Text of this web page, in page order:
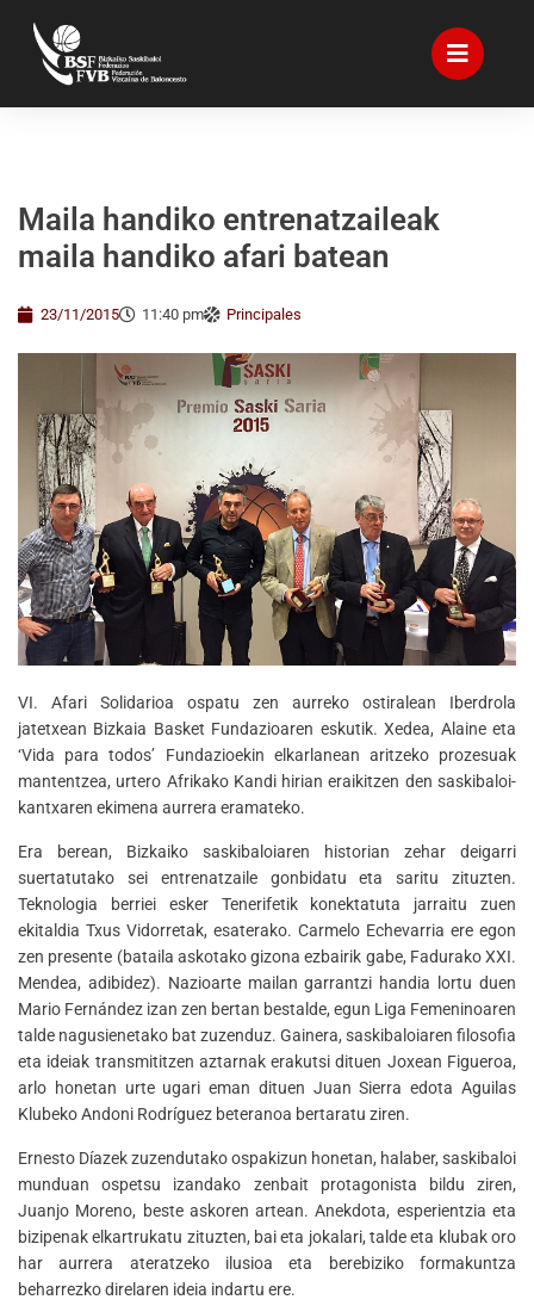
Maila handiko entrenatzaileak
maila handiko afari batean
23/11/2015 11:40 pm Principales
VI. Afari Solidarioa ospatu zen aurreko ostiralean Iberdrola
jatetxean Bizkaia Basket Fundazioaren eskutik. Xedea, Alaine eta
‘Vida para todos’ Fundazioekin elkarlanean aritzeko prozesuak
mantentzea, urtero Afrikako Kandi hirian eraikitzen den saskibaloi-
kantxaren ekimena aurrera eramateko.
Era berean, Bizkaiko saskibaloiaren historian zehar deigarri
suertatutako sei entrenatzaile gonbidatu eta saritu zituzten.
Teknologia berriei esker Tenerifetik konektatuta jarraitu zuen
ekitaldia Txus Vidorretak, esaterako. Carmelo Echevarria ere egon
zen presente (bataila askotako gizona ezbairik gabe, Fadurako XXI.
Mendea, adibidez). Nazioarte mailan garrantzi handia lortu duen
Mario Fernández izan zen bertan bestalde, egun Liga Femeninoaren
talde nagusienetako bat zuzenduz. Gainera, saskibaloiaren filosofia
eta ideiak transmititzen aztarnak erakutsi dituen Joxean Figueroa,
arlo honetan urte ugari eman dituen Juan Sierra edota Aguilas
Klubeko Andoni Rodríguez beteranoa bertaratu ziren.
Ernesto Díazek zuzendutako ospakizun honetan, halaber, saskibaloi
munduan ospetsu izandako zenbait protagonista bildu ziren,
Juanjo Moreno, beste askoren artean. Anekdota, esperientzia eta
bizipenak elkartrukatu zituzten, bai eta jokalari, talde eta klubak oro
har aurrera ateratzeko ilusioa eta berebiziko formakuntza
beharrezko direlaren ideia indartu ere.